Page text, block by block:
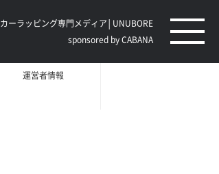
カーラッピング専門メディア│UNUBORE
sponsored by CABANA
運営者情報